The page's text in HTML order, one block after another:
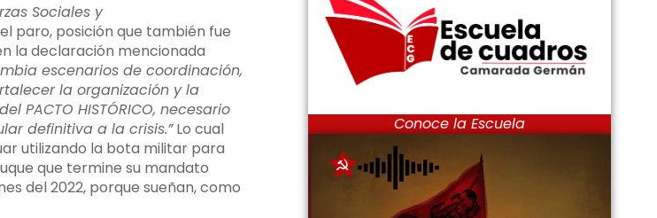
Sociales y
paro, posición que también fue
la declaración mencionada
escenarios de coordinación,
la organización y la
HISTÓRICO, necesario
definitiva a la crisis.”Lo cual
utilizando la bota militar para
que termine su mandato
del 2022, porque sueñan, como
Conoce la Escuela